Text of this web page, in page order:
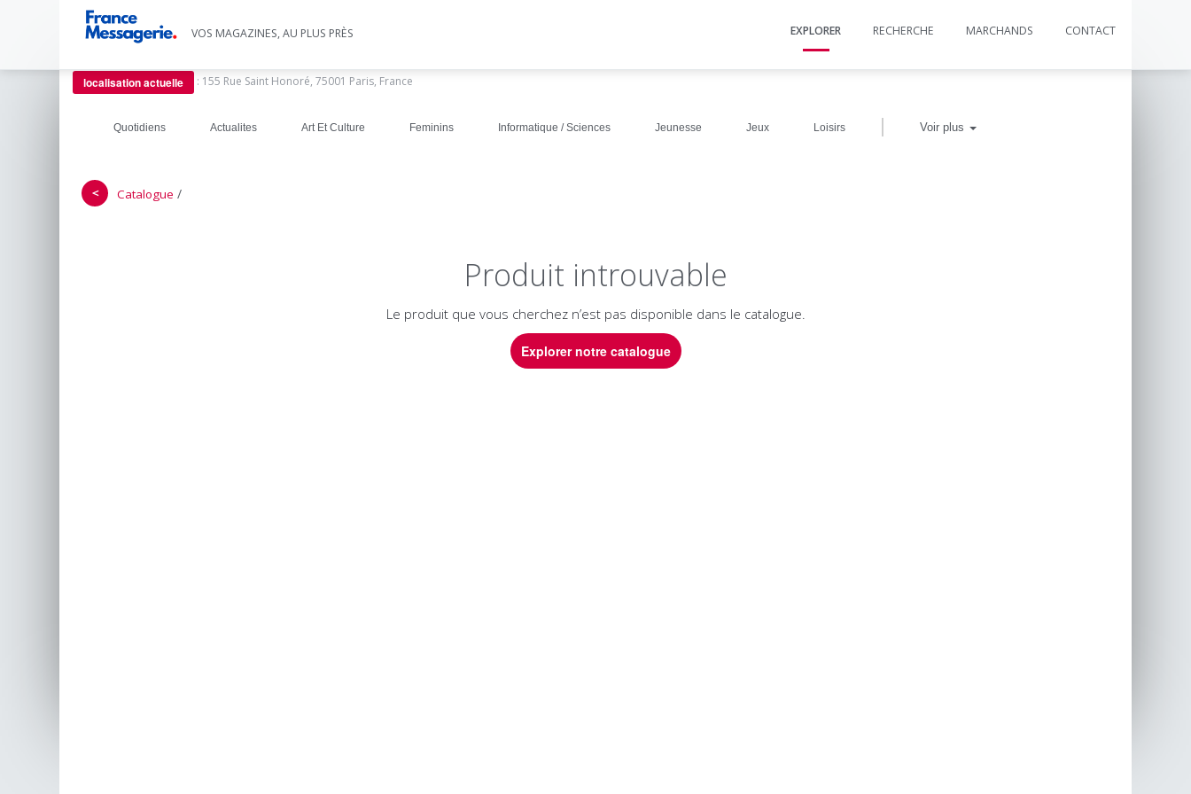
VOS MAGAZINES, AU PLUS PRÈS EXPLORER RECHERCHE MARCHANDS CONTACT
localisation actuelle : 155 Rue Saint Honoré, 75001 Paris, France
Quotidiens Actualites Art Et Culture Feminins Informatique / Sciences Jeunesse Jeux Loisirs | Voir plus
＜ Catalogue /
Produit introuvable
Le produit que vous cherchez n’est pas disponible dans le catalogue.
Explorer notre catalogue